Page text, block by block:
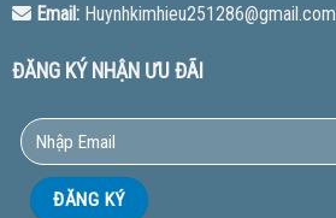
Email:Huynhkimhieu251286@gmail.com
ĐĂNG KÝ NHẬN ƯU ĐÃI